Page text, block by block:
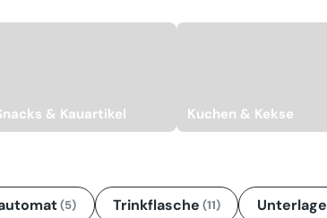
& Kauartikel Kuchen & Kekse
(5) Trinkflasche (11) Unterlage